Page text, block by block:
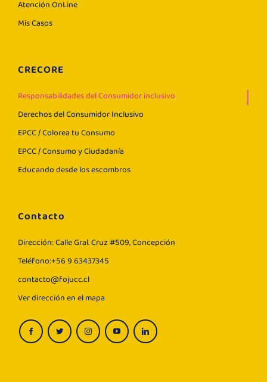
Atención OnLine
Mis Casos
CRECORE
Responsabilidades del Consumidor inclusivo
Derechos del Consumidor Inclusivo
EPCC / Colorea tu Consumo
EPCC / Consumo y Ciudadanía
Educando desde los escombros
Contacto
Dirección: Calle Gral. Cruz #509, Concepción
Teléfono:+56 9 63437345
contacto@fojucc.cl
Ver dirección en el mapa